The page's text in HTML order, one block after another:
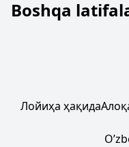
Boshqa
Лойиҳа ҳақида